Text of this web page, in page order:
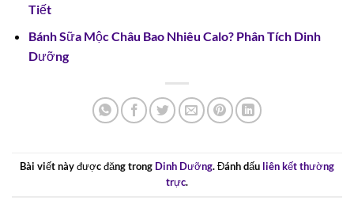
Tiết
Bánh Sữa Mộc Châu Bao Nhiêu Calo? Phân Tích Dinh
Dưỡng
Bài viết này được đăng trong Dinh Dưỡng. Đánh dấu liên kết thường
trực.